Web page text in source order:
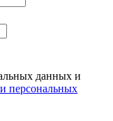
данных и
персональных